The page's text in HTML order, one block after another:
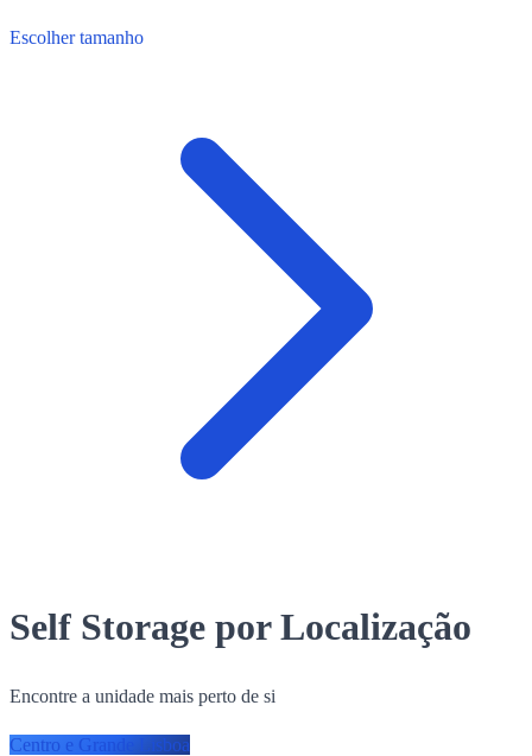
Escolher tamanho
Self Storage por Localização
Encontre a unidade mais perto de si
Centro e Grande Lisboa